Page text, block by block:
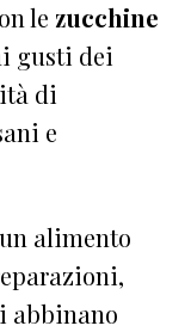
le zucchine
gusti dei
di
e
alimento
abbinano